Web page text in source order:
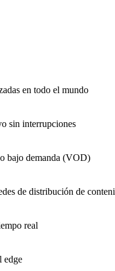
en todo el mundo
sin interrupciones
bajo demanda (VOD)
de distribución de
real
edge